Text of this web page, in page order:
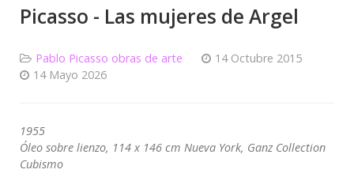
Picasso - Las mujeres de Argel
Pablo Picasso obras de arte
14 Octubre 2015
14 Mayo 2026
1955
Óleo sobre lienzo, 114 x 146 cm Nueva York, Ganz Collection
Cubismo